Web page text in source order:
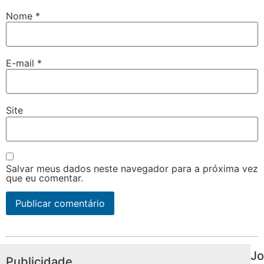
Nome *
E-mail *
Site
Salvar meus dados neste navegador para a próxima vez
que eu comentar.
Jo